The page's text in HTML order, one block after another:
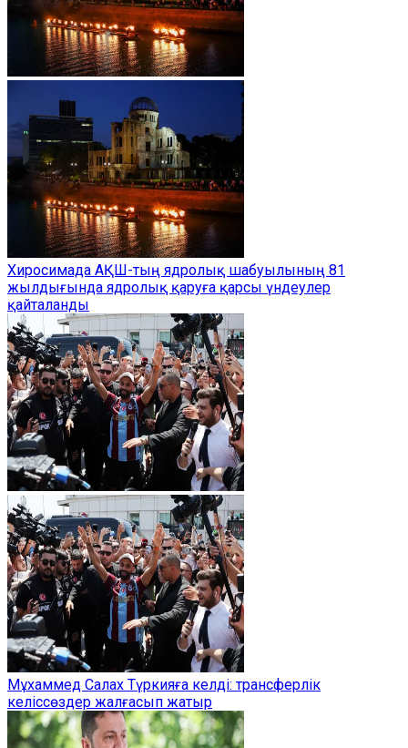
Хиросимада АҚШ-тың ядролық шабуылының 81
жылдығында ядролық қаруға қарсы үндеулер
қайталанды
Мұхаммед Салах Түркияға келді: трансферлік
келіссөздер жалғасып жатыр